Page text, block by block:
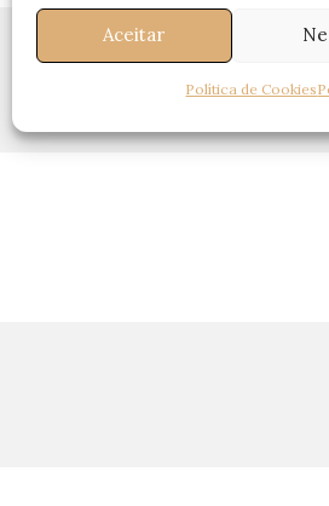
Aceitar
Política de Cookies